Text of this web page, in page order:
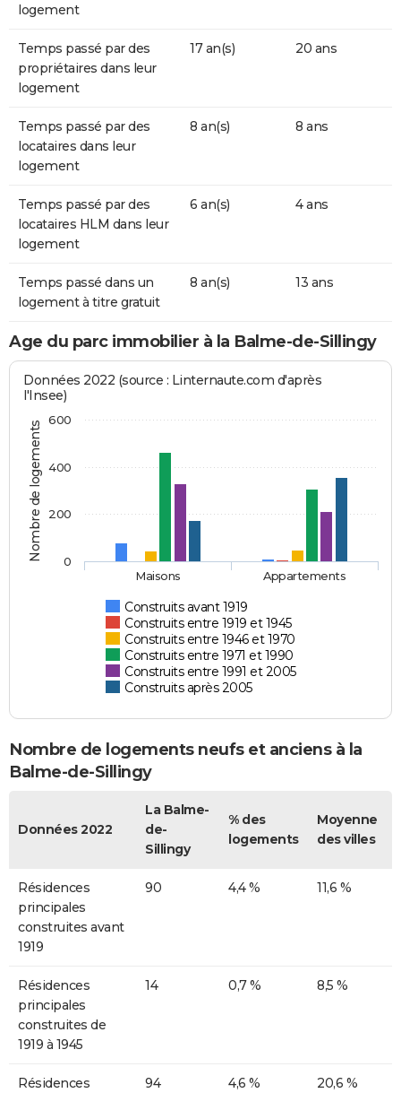
logement
Temps passé par des
propriétaires dans leur
logement
17 an(s) 20 ans
Temps passé par des
locataires dans leur
logement
8 an(s) 8 ans
Temps passé par des
locataires HLM dans leur
logement
6 an(s) 4 ans
Temps passé dans un
logement à titre gratuit
8 an(s) 13 ans
Age du parc immobilier à la Balme-de-Sillingy
Nombre de logements
Données 2022 (source : Linternaute.com d'après
l'Insee)
Construits avant 1919
Construits entre 1919 et 1945
Construits entre 1946 et 1970
Construits entre 1971 et 1990
Construits entre 1991 et 2005
Construits après 2005
Maisons Appartements
0
200
400
600
Nombre de logements neufs et anciens à la
Balme-de-Sillingy
Données 2022
La Balme-
de-
Sillingy
% des
logements
Moyenne
des villes
Résidences
principales
construites avant
1919
90 4,4 % 11,6 %
Résidences
principales
construites de
1919 à 1945
14 0,7 % 8,5 %
Résidences
94 4,6 % 20,6 %